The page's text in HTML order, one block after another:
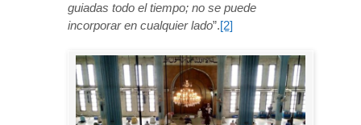
guiadas todo el tiempo; no se puede
incorporar en cualquier lado”.[2]